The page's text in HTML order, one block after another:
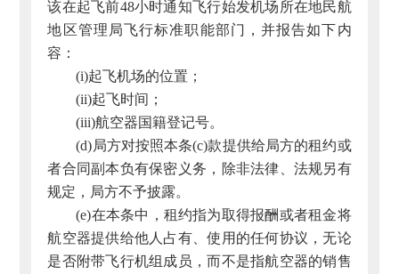
该在起飞前48小时通知飞行始发机场所在地民航
地区管理局飞行标准职能部门，并报告如下内
容：
(i)起飞机场的位置；
(ii)起飞时间；
(iii)航空器国籍登记号。
(d)局方对按照本条(c)款提供给局方的租约或
者合同副本负有保密义务，除非法律、法规另有
规定，局方不予披露。
(e)在本条中，租约指为取得报酬或者租金将
航空器提供给他人占有、使用的任何协议，无论
是否附带飞行机组成员，而不是指航空器的销售